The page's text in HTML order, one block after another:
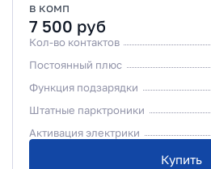
в комп
7 500 руб
Кол-во контактов
Постоянный плюс
Функция подзарядки
Штатные парктроники
Активация электрики
Купить